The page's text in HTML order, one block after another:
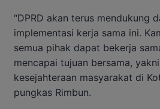
“DPRD akan terus mendukung
implementasi kerja sama ini.
semua pihak dapat bekerja
mencapai tujuan bersama,
kesejahteraan masyarakat di
pungkas Rimbun.